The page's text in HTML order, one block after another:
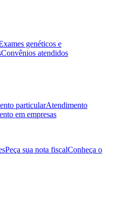
genéticos e
Convênios atendidos
particularAtendimento
em empresas
Peça sua nota fiscalConheça o